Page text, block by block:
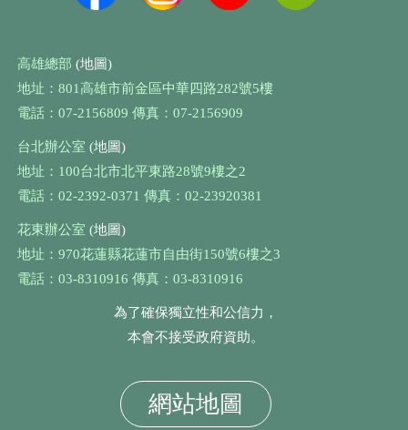
高雄總部 (地圖)
地址：801高雄市前金區中華四路282號5樓
電話：07-2156809 傳真：07-2156909
台北辦公室 (地圖)
地址：100台北市北平東路28號9樓之2
電話：02-2392-0371 傳真：02-23920381
花東辦公室 (地圖)
地址：970花蓮縣花蓮市自由街150號6樓之3
電話：03-8310916 傳真：03-8310916
為了確保獨立性和公信力，
本會不接受政府資助。
網站地圖